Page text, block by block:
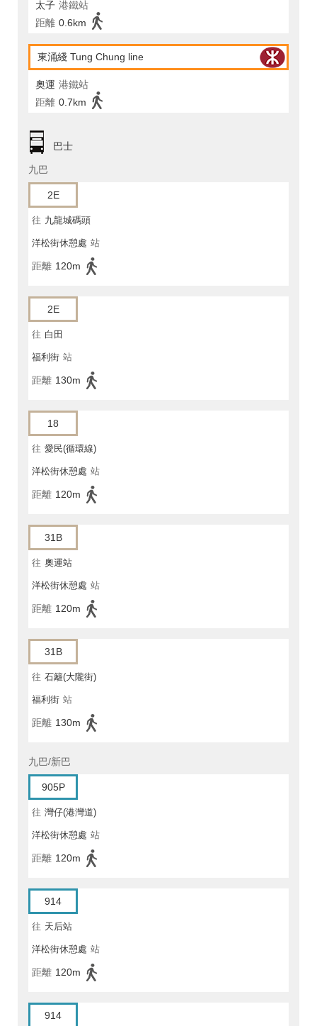
太子 港鐵站
距離 0.6km
東涌綫 Tung Chung line
奧運 港鐵站
距離 0.7km
巴士
九巴
2E
往 九龍城碼頭
洋松街休憩處 站
距離 120m
2E
往 白田
福利街 站
距離 130m
18
往 愛民(循環線)
洋松街休憩處 站
距離 120m
31B
往 奧運站
洋松街休憩處 站
距離 120m
31B
往 石籬(大隴街)
福利街 站
距離 130m
九巴/新巴
905P
往 灣仔(港灣道)
洋松街休憩處 站
距離 120m
914
往 天后站
洋松街休憩處 站
距離 120m
914